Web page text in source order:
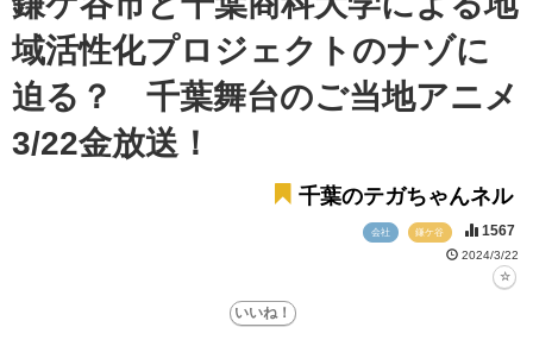
域活性化プロジェクトのナゾに
迫る？ 千葉舞台のご当地アニメ
3/22金放送！
千葉のテガちゃんネル
会社 鎌ケ谷 1567
2024/3/22